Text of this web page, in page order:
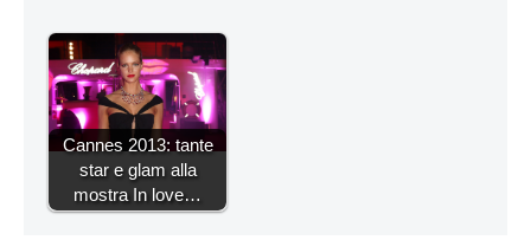
Cannes 2013: tante
star e glam alla
mostra In love…